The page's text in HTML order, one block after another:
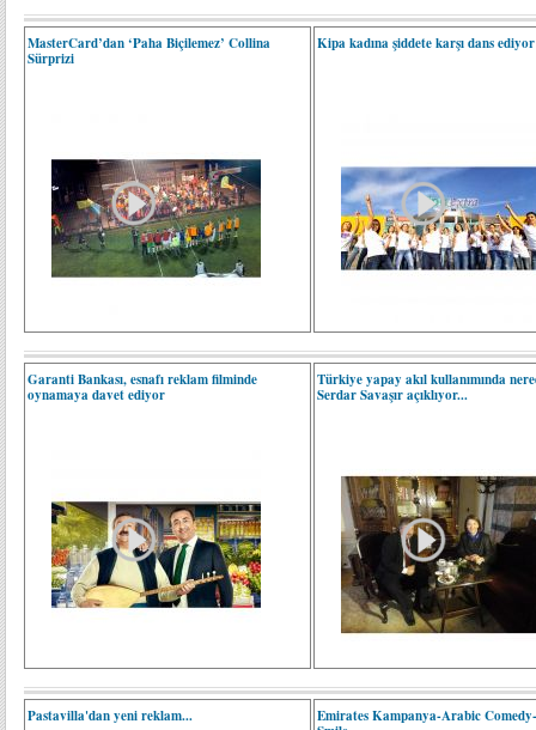
MasterCard’dan ‘Paha Biçilemez’ Collina
Sürprizi
Kipa kadına şiddete karşı dans ediyor
Garanti Bankası, esnafı reklam filminde
oynamaya davet ediyor
Türkiye yapay akıl kullanımında
Serdar Savaşır açıklıyor...
Pastavilla'dan yeni reklam...
Emirates Kampanya-Arabic